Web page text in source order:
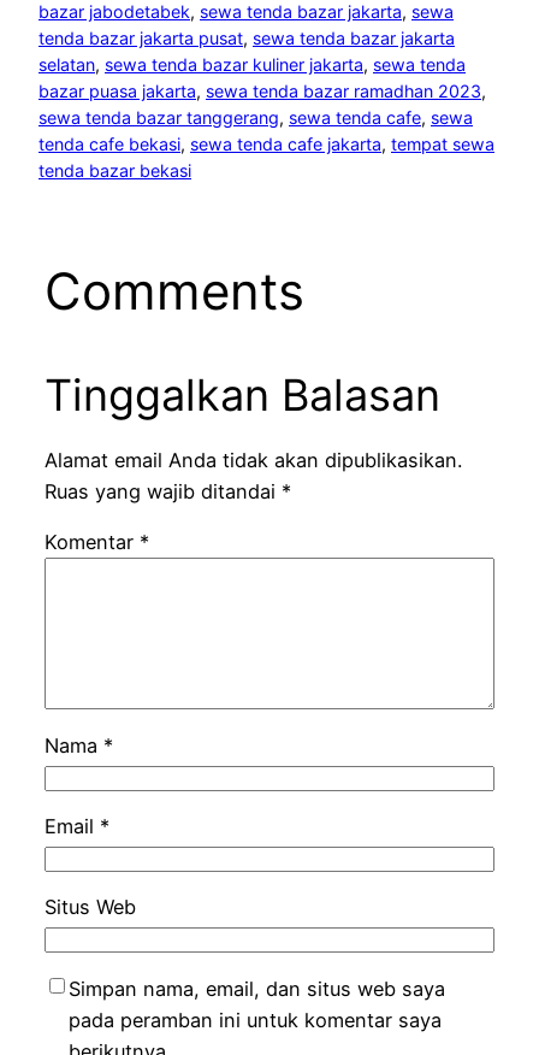
bazar jabodetabek, sewa tenda bazar jakarta, sewa
tenda bazar jakarta pusat, sewa tenda bazar jakarta
selatan, sewa tenda bazar kuliner jakarta, sewa tenda
bazar puasa jakarta, sewa tenda bazar ramadhan 2023
sewa tenda bazar tanggerang, sewa tenda cafe, sewa
tenda cafe bekasi, sewa tenda cafe jakarta, tempat sewa
tenda bazar bekasi
Comments
Tinggalkan Balasan
Alamat email Anda tidak akan dipublikasikan.
Ruas yang wajib ditandai *
Komentar *
Nama *
Email *
Situs Web
Simpan nama, email, dan situs web saya
pada peramban ini untuk komentar saya